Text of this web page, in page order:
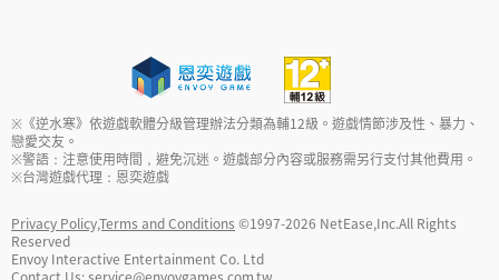
※《逆水寒》依遊戲軟體分級管理辦法分類為輔12級。遊戲情節涉及性、暴力、
戀愛交友。
※警語：注意使用時間，避免沉迷。遊戲部分內容或服務需另行支付其他費用。
※台灣遊戲代理：恩奕遊戲
Privacy Policy,Terms and Conditions ©1997-2026 NetEase,Inc.All Rights
Reserved
Envoy Interactive Entertainment Co. Ltd
Contact Us:service@envoygames.com.tw